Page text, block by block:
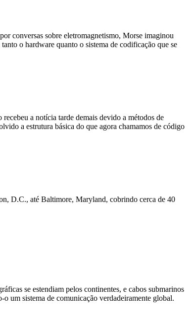
conversas sobre eletromagnetismo, Morse imaginou
o hardware quanto o sistema de codificação que se
a notícia tarde demais devido a métodos de
a estrutura básica do que agora chamamos de código
D.C., até Baltimore, Maryland, cobrindo cerca de 40
se estendiam pelos continentes, e cabos submarinos
um sistema de comunicação verdadeiramente global.